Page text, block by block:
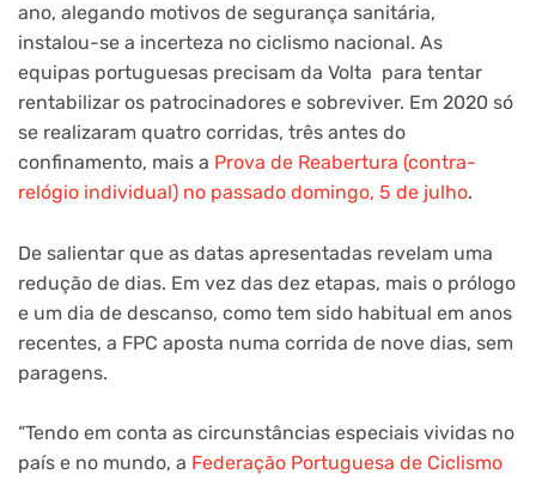
ano, alegando motivos de segurança sanitária,
instalou-se a incerteza no ciclismo nacional. As
equipas portuguesas precisam da Volta para tentar
rentabilizar os patrocinadores e sobreviver. Em 2020 só
se realizaram quatro corridas, três antes do
confinamento, mais a Prova de Reabertura (contra-
relógio individual) no passado domingo, 5 de julho.
De salientar que as datas apresentadas revelam uma
redução de dias. Em vez das dez etapas, mais o prólogo
e um dia de descanso, como tem sido habitual em anos
recentes, a FPC aposta numa corrida de nove dias, sem
paragens.
“Tendo em conta as circunstâncias especiais vividas no
país e no mundo, a Federação Portuguesa de Ciclismo